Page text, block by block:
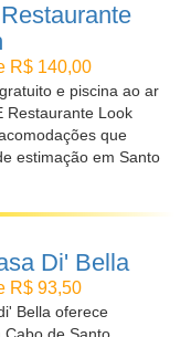
R$ 140,00
e piscina ao ar
Restaurante Look
que
estimação em Santo
Di' Bella
R$ 93,50
Bella oferece